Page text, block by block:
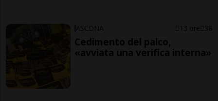
ASCONA 13 ore 38
Cedimento del palco,
«avviata una verifica interna»